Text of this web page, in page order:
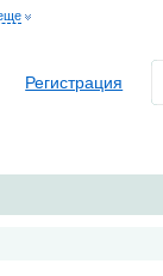
Регистрация